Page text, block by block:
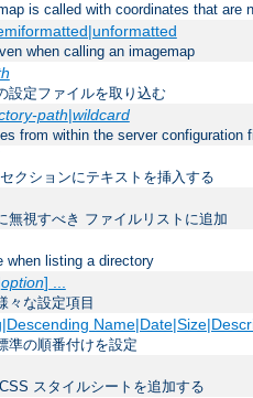
is called with coordinates that are
when calling an imagemap
設定ファイルを取り込む
path|wildcard
from within the server configuration
クションにテキストを挿入する
無視すべき ファイルリストに追加
when listing a directory
option] ...
々な設定項目
準の順番付けを設定
スタイルシートを追加する